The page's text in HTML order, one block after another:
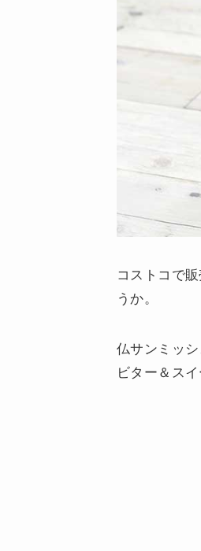
コストコで
うか。
仏サンミッ
ビター＆ス